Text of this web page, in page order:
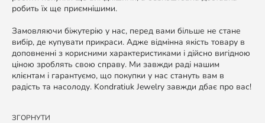
робить їх ще приємнішими.
Замовляючи біжутерію у нас, перед вами більше не стане
вибір, де купувати прикраси. Адже відмінна якість товару в
доповненні з корисними характеристиками і дійсно вигідною
ціною зроблять свою справу. Ми завжди раді нашим
клієнтам і гарантуємо, що покупки у нас стануть вам в
радість та насолоду. Kondratiuk Jewelry завжди дбає про вас!
ЗГОРНУТИ